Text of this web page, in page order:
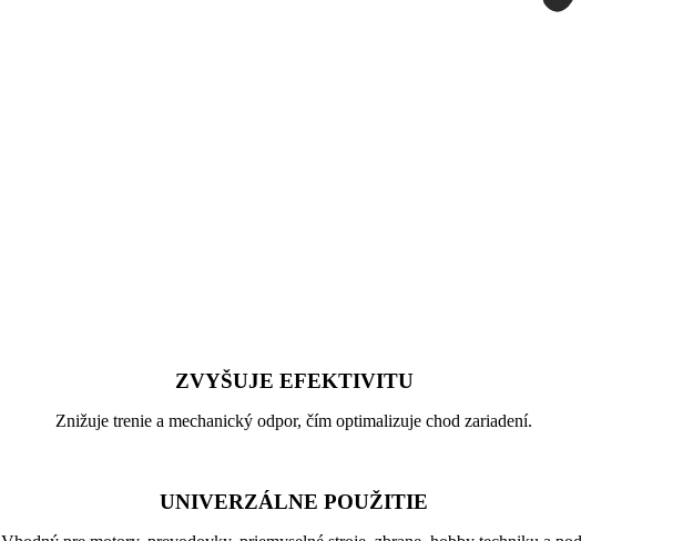
ZVYŠUJE EFEKTIVITU
Znižuje trenie a mechanický odpor, čím optimalizuje chod zariadení.
UNIVERZÁLNE POUŽITIE